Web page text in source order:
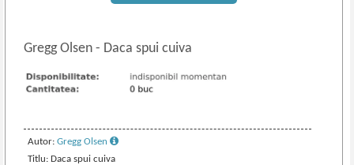
Gregg Olsen- Daca spui cuiva
Autor:Gregg Olsen
Titlu: Daca spui cuiva